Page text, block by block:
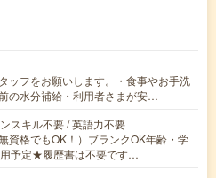
ッフをお願いします。・食事やお手洗
の水分補給・利用者さまが安…
スキル不要 / 英語力不要
資格でもOK！）ブランクOK年齢・学
予定★履歴書は不要です…